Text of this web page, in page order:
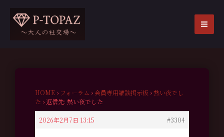
HOME › フォーラム › 会員専用雑談掲示板 › 熱い夜でし
た ›返信先: 熱い夜でした
2026年2月7日 13:15 #3304